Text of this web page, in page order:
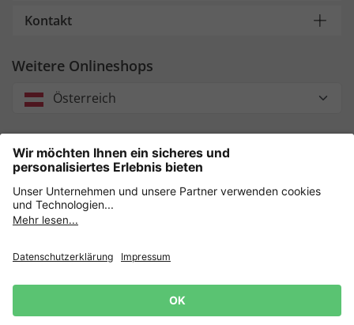
Kontakt
Weitere Onlineshops
Österreich
Unsere Zahlungsarten
Sicher einkaufen mit
Datenschutz AGB Impressum Widerruf erklären